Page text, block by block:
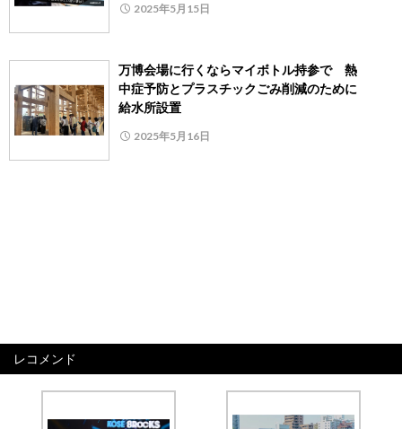
2025年5月15日
万博会場に行くならマイボトル持参で 熱
中症予防とプラスチックごみ削減のために
給水所設置
2025年5月16日
レコメンド